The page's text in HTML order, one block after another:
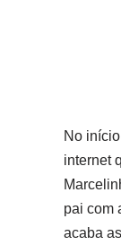
No
internet
pai com
acaba